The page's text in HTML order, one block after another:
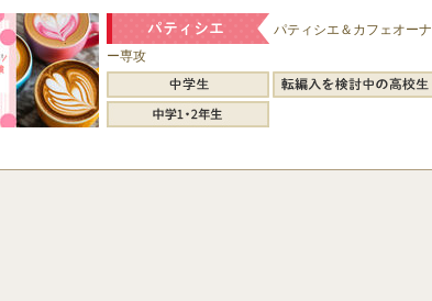
パティシエ＆カフェオーナ
ー専攻